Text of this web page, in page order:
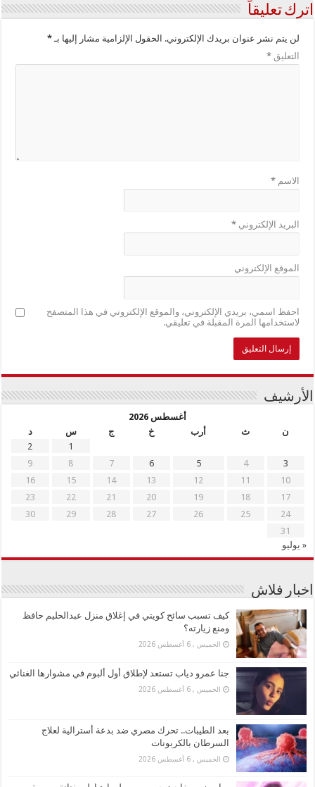
اترك تعليقاً
لن يتم نشر عنوان بريدك الإلكتروني. الحقول الإلزامية مشار إليها بـ*
التعليق*
الاسم*
البريد الإلكتروني*
الموقع الإلكتروني
احفظ اسمي، بريدي الإلكتروني، والموقع الإلكتروني في هذا المتصفح
لاستخدامها المرة المقبلة في تعليقي.
الأرشيف
أغسطس 2026
ن
ث أرب خ ج س
د
1
2
3
4
5
6
7
8
9
10
11
12
13
14
15
16
17
18
19
20
21
22
23
24
25
26
27
28
29
30
31
« يوليو
اخبار فلاش
كيف تسبب سائح كويتي في إغلاق منزل عبدالحليم حافظ
ومنع زيارته؟
الخميس , 6 أغسطس 2026
جنا عمرو دياب تستعد لإطلاق أول ألبوم في مشوارها الغنائي
الخميس , 6 أغسطس 2026
بعد الطيبات.. تحرك مصري ضد بدعة أسترالية لعلاج
السرطان بالكربونات
الخميس , 6 أغسطس 2026